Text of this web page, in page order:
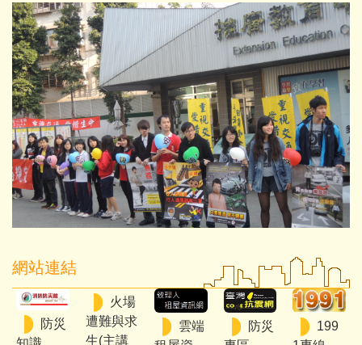
網站連結
防災
火場
遭難與求
生(主講
雲端
防災
199